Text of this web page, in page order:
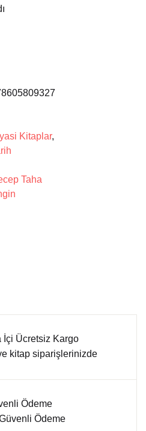
Kitaplar,
Taha
İçi Ücretsiz Kargo
kitap siparişlerinizde
Ödeme
Ödeme